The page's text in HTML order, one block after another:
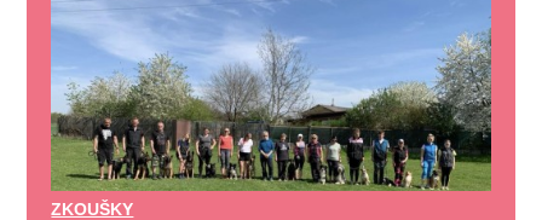
ZKOUŠKY